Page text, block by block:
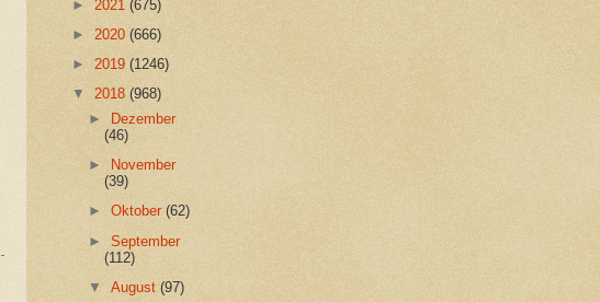
► 2021 (675)
► 2020 (666)
► 2019 (1246)
▼ 2018 (968)
►
Dezember
(46)
►
November
(39)
►Oktober(62)
►September
(112)
▼August(97)